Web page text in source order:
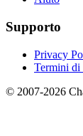
Supporto
Privacy
Termini di
© 2007-2026